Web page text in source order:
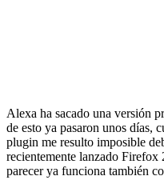
Alexa ha sacado una versión
de esto ya pasaron unos días,
plugin me resulto imposible
recientemente lanzado
parecer ya funciona también